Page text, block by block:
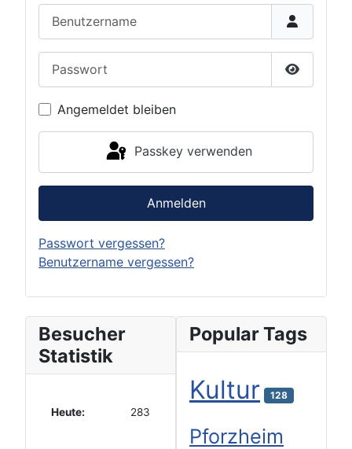
Passwort
Angemeldet bleiben
Passkey verwenden
Anmelden
Passwort vergessen?
Benutzername vergessen?
Besucher
Statistik
Heute: 283
Popular Tags
Kultur 128
Pforzheim